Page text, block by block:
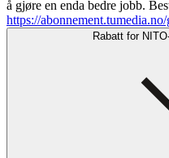
å gjøre en enda bedre jobb.
https://
Rabatt for